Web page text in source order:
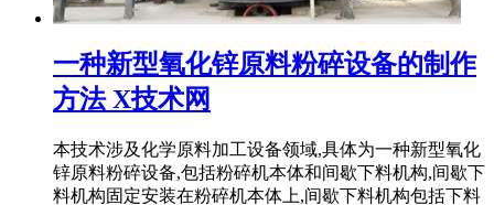
一种新型氧化锌原料粉碎设备的制作
方法 X技术网
本技术涉及化学原料加工设备领域,具体为一种新型氧化
锌原料粉碎设备,包括粉碎机本体和间歇下料机构,间歇下
料机构固定安装在粉碎机本体上,间歇下料机构包括下料